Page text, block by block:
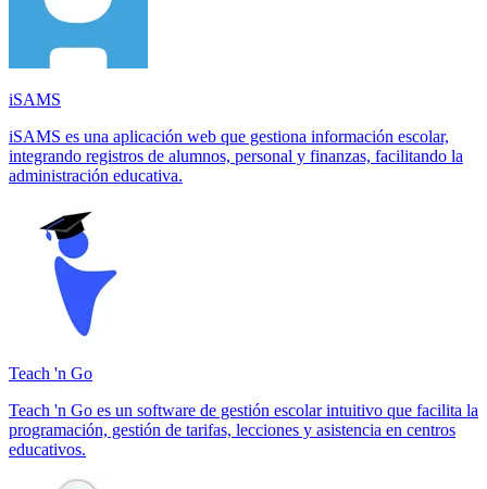
iSAMS
iSAMS es una aplicación web que gestiona información escolar,
integrando registros de alumnos, personal y finanzas, facilitando la
administración educativa.
Teach 'n Go
Teach 'n Go es un software de gestión escolar intuitivo que facilita la
programación, gestión de tarifas, lecciones y asistencia en centros
educativos.